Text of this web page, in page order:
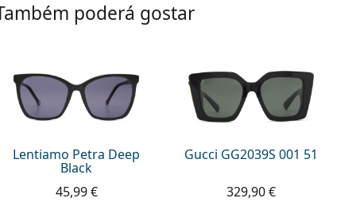
poderá gostar
Lentiamo Petra Deep
Black
45,99 €
Gucci GG2039S 001 51
329,90 €